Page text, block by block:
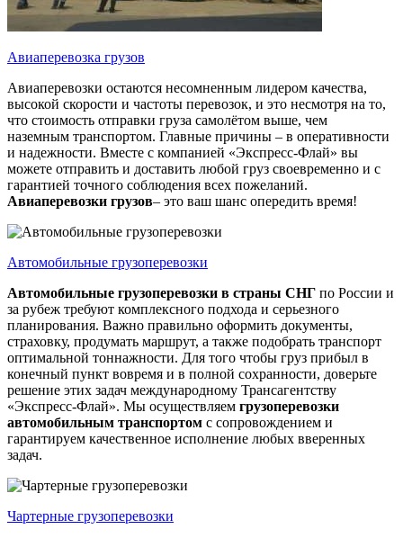
Авиаперевозка грузов
Авиаперевозки остаются несомненным лидером качества,
высокой скорости и частоты перевозок, и это несмотря на то,
что стоимость отправки груза самолётом выше, чем
наземным транспортом. Главные причины – в оперативности
и надежности. Вместе с компанией «Экспресс-Флай» вы
можете отправить и доставить любой груз своевременно и с
гарантией точного соблюдения всех пожеланий.
Авиаперевозки грузов– это ваш шанс опередить время!
Автомобильные грузоперевозки
Автомобильные грузоперевозки в страны СНГ по России и
за рубеж требуют комплексного подхода и серьезного
планирования. Важно правильно оформить документы,
страховку, продумать маршрут, а также подобрать транспорт
оптимальной тоннажности. Для того чтобы груз прибыл в
конечный пункт вовремя и в полной сохранности, доверьте
решение этих задач международному Трансагентству
«Экспресс-Флай». Мы осуществляем грузоперевозки
автомобильным транспортом с сопровождением и
гарантируем качественное исполнение любых вверенных
задач.
Чартерные грузоперевозки